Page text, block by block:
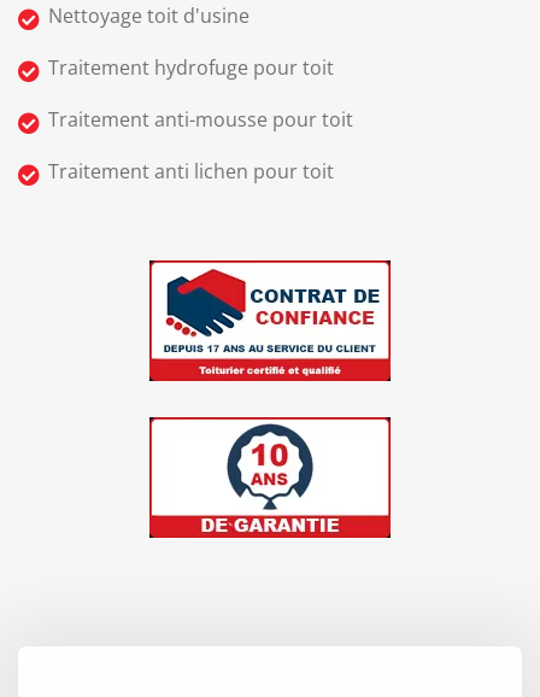
Nettoyage toit d'usine
Traitement hydrofuge pour toit
Traitement anti-mousse pour toit
Traitement anti lichen pour toit